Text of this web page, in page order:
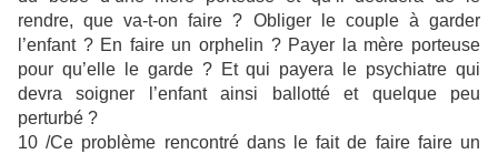
rendre, que va-t-on faire ? Obliger le couple à garder
l’enfant ? En faire un orphelin ? Payer la mère porteuse
pour qu’elle le garde ? Et qui payera le psychiatre qui
devra soigner l’enfant ainsi ballotté et quelque peu
perturbé ?
10 /Ce problème rencontré dans le fait de faire faire un